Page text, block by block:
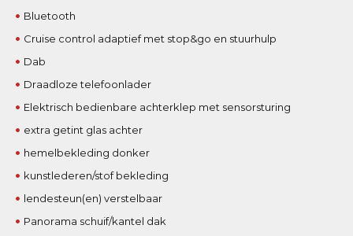
Bluetooth
Cruise control adaptief met stop&go en stuurhulp
Dab
Draadloze telefoonlader
Elektrisch bedienbare achterklep met sensorsturing
extra getint glas achter
hemelbekleding donker
kunstlederen/stof bekleding
lendesteun(en) verstelbaar
Panorama schuif/kantel dak